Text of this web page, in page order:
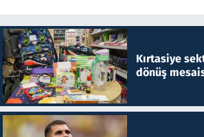
Kırtasiye
dönüş